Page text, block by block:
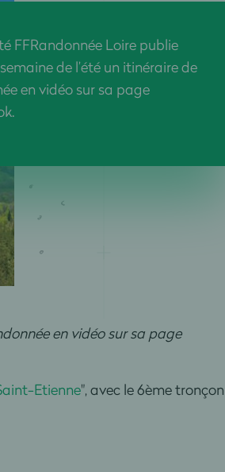
FFRandonnée Loire publie
de l’été un itinéraire de
en vidéo sur sa page
en vidéo sur sa page
Etienne", avec le 6ème tronçon